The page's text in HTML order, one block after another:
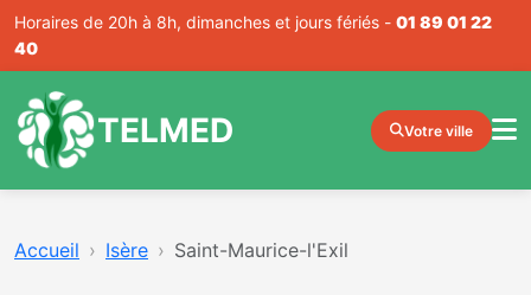
Horaires de 20h à 8h, dimanches et jours fériés - 01 89 01 22
40
TELMED Votre ville
Accueil Isère Saint-Maurice-l'Exil